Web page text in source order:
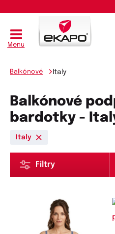
Menu
Balkónové Italy
Balkónové
bardotky -
Italy
Filtry